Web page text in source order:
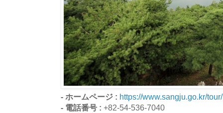
- ホームページ : https://www.sangju.go.kr/
- 電話番号 : +82-54-536-7040